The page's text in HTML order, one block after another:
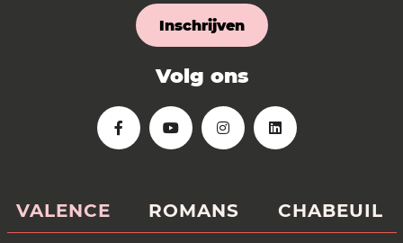
Inschrijven
Volg ons
VALENCE ROMANS CHABEUIL